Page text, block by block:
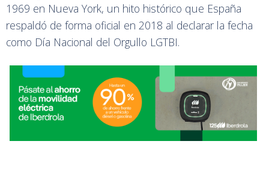
1969 en Nueva York, un hito histórico que España
respaldó de forma oficial en 2018 al declarar la fecha
como Día Nacional del Orgullo LGTBI.